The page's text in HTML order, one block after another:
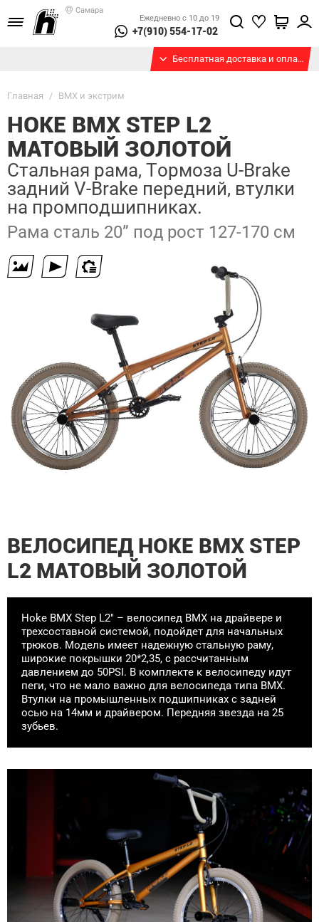
Самара
Ежедневно с 10 до 19
+7(910) 554-17-02
Бесплатная доставка и оплата при получении
Главная / BMX и экстрим
HOKE BMX STEP L2
МАТОВЫЙ ЗОЛОТОЙ
Стальная рама, Тормоза U-Brake
задний V-Brake передний, втулки
на промподшипниках.
Рама сталь 20” под рост 127-170 см
ВЕЛОСИПЕД HOKE BMX STEP
L2 МАТОВЫЙ ЗОЛОТОЙ
Hoke BMX Step L2" – велосипед BMX на драйвере и
трехсоставной системой, подойдет для начальных
трюков. Модель имеет надежную стальную раму,
широкие покрышки 20*2,35, c рассчитанным
давлением до 50PSI. В комплекте к велосипеду идут
пеги, что не мало важно для велосипеда типа BMX.
Втулки на промышленных подшипниках с задней
осью на 14мм и драйвером. Передняя звезда на 25
зубьев.